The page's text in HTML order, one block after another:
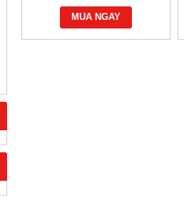
MUA NGAY